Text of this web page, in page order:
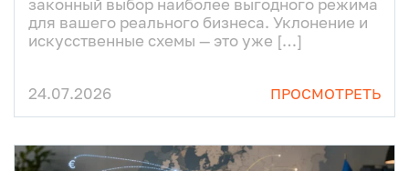
законный выбор наиболее выгодного режима
для вашего реального бизнеса. Уклонение и
искусственные схемы — это уже […]
24.07.2026 ПРОСМОТРЕТЬ